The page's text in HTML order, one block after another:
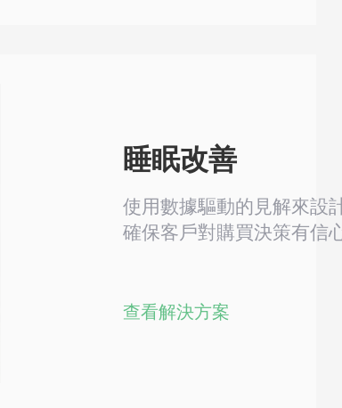
睡眠改善
使用數據驅動的見解來設
確保客戶對購買決策有信
查看解決方案